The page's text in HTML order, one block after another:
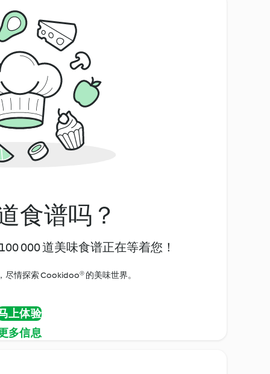
食谱吗？
000 道美味食谱正在等着您！
情探索 Cookidoo® 的美味世界。
上体验
多信息